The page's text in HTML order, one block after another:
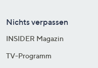
Nichts verpassen
INSIDER Magazin
TV-Programm